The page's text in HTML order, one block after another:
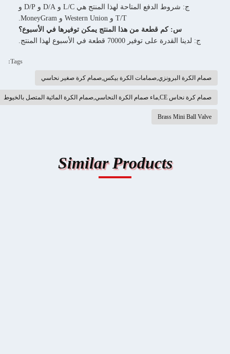
ج: شروط الدفع المتاحة لهذا المنتج هي L/C و D/A و D/P و
T/T و Western Union و MoneyGram.
س: كم قطعة من هذا المنتج يمكن توفيرها في الأسبوع؟
ج: لدينا القدرة على توفير 70000 قطعة في الأسبوع لهذا المنتج.
Tags:
صمام الكرة البرونزي,صمامات الكرة بيكس,صمام كرة صغير نحاسي
صمام كرة نحاس CE,ماء صمام الكرة النحاسي,صمام الكرة المائية المتصل بالخيوط
Brass Mini Ball Valve
Similar Products